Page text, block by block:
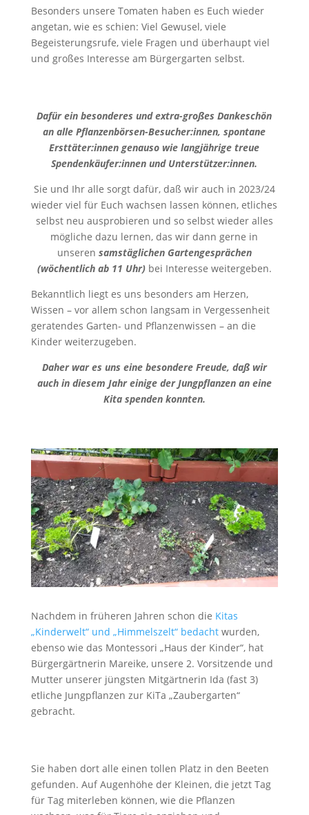
Besonders unsere Tomaten haben es Euch wieder
angetan, wie es schien: Viel Gewusel, viele
Begeisterungsrufe, viele Fragen und überhaupt viel
und großes Interesse am Bürgergarten selbst.
Dafür ein besonderes und extra-großes Dankeschön
an alle Pflanzenbörsen-Besucher:innen, spontane
Ersttäter:innen genauso wie langjährige treue
Spendenkäufer:innen und Unterstützer:innen.
Sie und Ihr alle sorgt dafür, daß wir auch in 2023/24
wieder viel für Euch wachsen lassen können, etliches
selbst neu ausprobieren und so selbst wieder alles
mögliche dazu lernen, das wir dann gerne in
unseren samstäglichen Gartengesprächen
(wöchentlich ab 11 Uhr) bei Interesse weitergeben.
Bekanntlich liegt es uns besonders am Herzen,
Wissen – vor allem schon langsam in Vergessenheit
geratendes Garten- und Pflanzenwissen – an die
Kinder weiterzugeben.
Daher war es uns eine besondere Freude, daß wir
auch in diesem Jahr einige der Jungpflanzen an eine
Kita spenden konnten.
Nachdem in früheren Jahren schon die Kitas
„Kinderwelt“ und „Himmelszelt“ bedachtwurden,
ebenso wie das Montessori „Haus der Kinder“, hat
Bürgergärtnerin Mareike, unsere 2. Vorsitzende und
Mutter unserer jüngsten Mitgärtnerin Ida (fast 3)
etliche Jungpflanzen zur KiTa „Zaubergarten“
gebracht.
Sie haben dort alle einen tollen Platz in den Beeten
gefunden. Auf Augenhöhe der Kleinen, die jetzt Tag
für Tag miterleben können, wie die Pflanzen